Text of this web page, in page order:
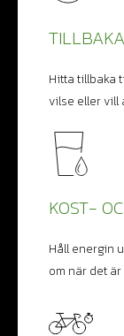
Hitta tillbaka
vilse eller vill
KOST-
Håll energin
om när det